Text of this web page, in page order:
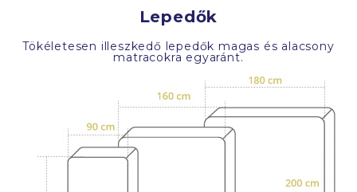
Lepedők
Tökéletesen illeszkedő lepedők magas és alacsony
matracokra egyaránt.